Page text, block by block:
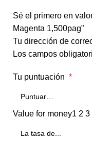
Sé el primero en
Magenta 1,500pag”
Tu dirección de
Los campos
Tu puntuación *
Value for money1 2 3